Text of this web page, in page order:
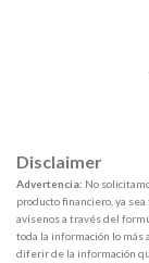
Disclaimer
Advertencia: No
producto financiero, ya
avísenos a través del
toda la información lo
diferir de la información